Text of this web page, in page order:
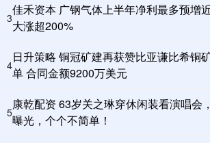
3
佳禾资本 广钢气体上半年净利最多预增
大涨超200%
4
日升策略 铜冠矿建再获赞比亚谦比希铜
单 合同金额9200万美元
5
康乾配资 63岁关之琳穿休闲装看演唱会
曝光，个个不简单！